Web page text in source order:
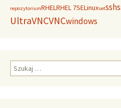
repozytoriumRHELRHEL 7SELinuxsetssh
UltraVNCVNCwindows
Szukaj: